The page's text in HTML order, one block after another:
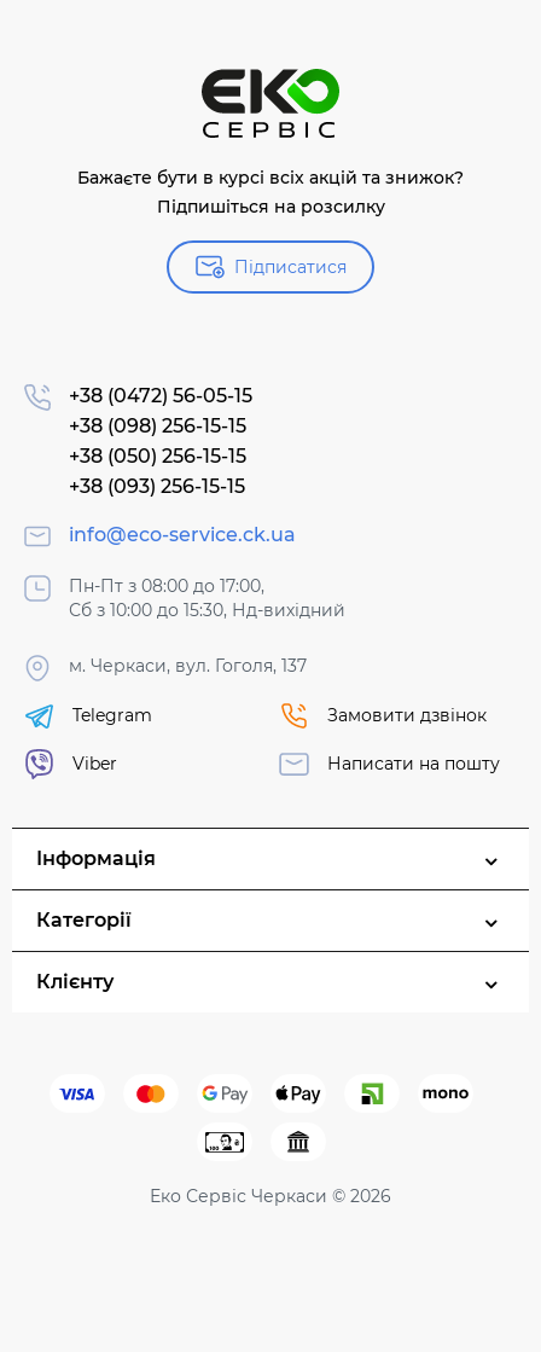
Бажаєте бути в курсі всіх акцій та знижок?
Підпишіться на розсилку
Підписатися
+38 (0472) 56-05-15
+38 (098) 256-15-15
+38 (050) 256-15-15
+38 (093) 256-15-15
info@eco-service.ck.ua
Пн-Пт з 08:00 до 17:00,
Сб з 10:00 до 15:30, Нд-вихідний
м. Черкаси, вул. Гоголя, 137
Telegram
Viber
Замовити дзвінок
Написати на пошту
Інформація
Категорії
Клієнту
Еко Сервіс Черкаси © 2026